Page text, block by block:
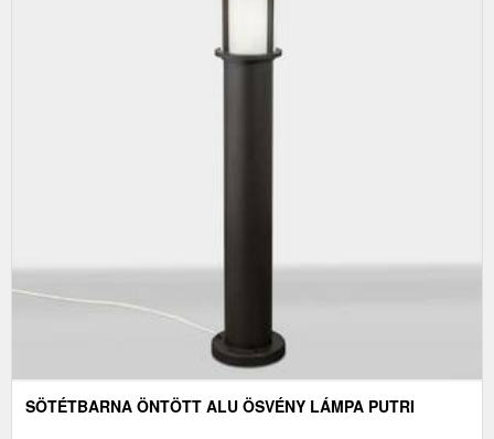
SÖTÉTBARNA ÖNTÖTT ALU ÖSVÉNY LÁMPA PUTRI